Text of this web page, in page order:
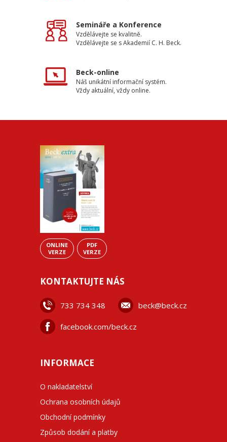
Semináře a Konference
Vzdělávejte se kvalitně.
Vzdělávejte se s Akademií C. H. Beck.
Beck-online
Náš unikátní informační systém.
Vždy aktuální, vždy online.
ONLINE
VERZE
PDF
VERZE
KONTAKTUJTE NÁS
733 734 348 beck@beck.cz
facebook.com/beck.cz
INFORMACE
O nakladatelství
Ochrana osobních údajů
Obchodní podmínky
Způsob dodání a platby